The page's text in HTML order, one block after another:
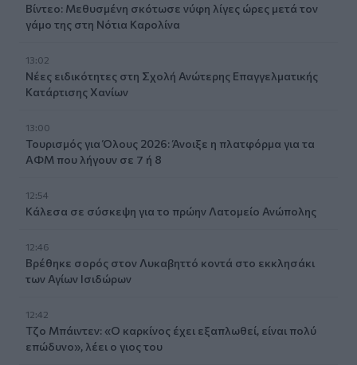
Βίντεο: Μεθυσμένη σκότωσε νύφη λίγες ώρες μετά τον
γάμο της στη Νότια Καρολίνα
13:02
Νέες ειδικότητες στη Σχολή Ανώτερης Επαγγελματικής
Κατάρτισης Χανίων
13:00
Τουρισμός για Όλους 2026: Άνοιξε η πλατφόρμα για τα
ΑΦΜ που λήγουν σε 7 ή 8
12:54
Κάλεσα σε σύσκεψη για το πρώην Λατομείο Ανώπολης
12:46
Βρέθηκε σορός στον Λυκαβηττό κοντά στο εκκλησάκι
των Αγίων Ισιδώρων
12:42
Τζο Μπάιντεν: «Ο καρκίνος έχει εξαπλωθεί, είναι πολύ
επώδυνο», λέει ο γιος του